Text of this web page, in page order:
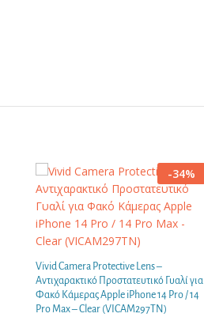
-34%
Vivid Camera Protective Lens –
Αντιχαρακτικό Προστατευτικό Γυαλί για
Φακό Κάμερας Apple iPhone 14 Pro / 14
Pro Max – Clear (VICAM297TN)